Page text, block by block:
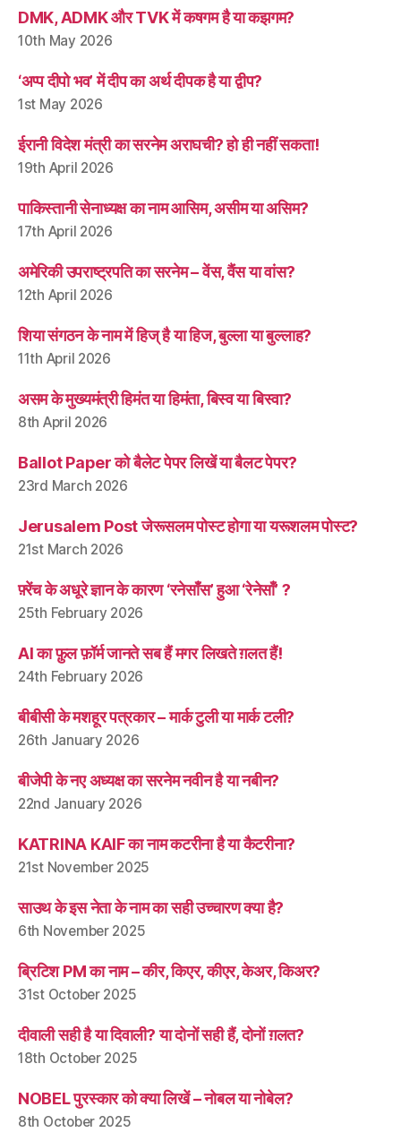
DMK, ADMK और TVK में कषगम है या कझगम?
10th May 2026
‘अप्प दीपो भव’ में दीप का अर्थ दीपक है या द्वीप?
1st May 2026
ईरानी विदेश मंत्री का सरनेम अराघची? हो ही नहीं सकता!
19th April 2026
पाकिस्तानी सेनाध्यक्ष का नाम आसिम, असीम या असिम?
17th April 2026
अमेरिकी उपराष्ट्रपति का सरनेम – वेंस, वैंस या वांस?
12th April 2026
शिया संगठन के नाम में हिज् है या हिज, बुल्ला या बुल्लाह?
11th April 2026
असम के मुख्यमंत्री हिमंत या हिमंता, बिस्व या बिस्वा?
8th April 2026
Ballot Paper को बैलेट पेपर लिखें या बैलट पेपर?
23rd March 2026
Jerusalem Post जेरूसलम पोस्ट होगा या यरूशलम पोस्ट?
21st March 2026
फ़्रेंच के अधूरे ज्ञान के कारण ‘रनेसाँस’ हुआ ‘रेनेसाँ’ ?
25th February 2026
AI का फ़ुल फ़ॉर्म जानते सब हैं मगर लिखते ग़लत हैं!
24th February 2026
बीबीसी के मशहूर पत्रकार – मार्क टुली या मार्क टली?
26th January 2026
बीजेपी के नए अध्यक्ष का सरनेम नवीन है या नबीन?
22nd January 2026
KATRINA KAIF का नाम कटरीना है या कैटरीना?
21st November 2025
साउथ के इस नेता के नाम का सही उच्चारण क्या है?
6th November 2025
ब्रिटिश PM का नाम – कीर, किएर, कीएर, केअर, किअर?
31st October 2025
दीवाली सही है या दिवाली? या दोनों सही हैं, दोनों ग़लत?
18th October 2025
NOBEL पुरस्कार को क्या लिखें – नोबल या नोबेल?
8th October 2025